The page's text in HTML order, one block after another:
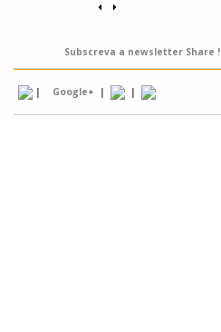
Subscreva a newsletter Share !
| Google+ | |